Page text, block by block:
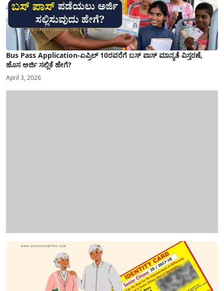
Bus Pass Application-ಏಪ್ರಿಲ್ 10ರವರೆಗೆ ಬಸ್ ಪಾಸ್ ಮಾನ್ಯತೆ ವಿಸ್ತರಣೆ,
ಹೊಸ ಅರ್ಜಿ ಸಲ್ಲಿಕೆ ಹೇಗೆ?
April 3, 2026